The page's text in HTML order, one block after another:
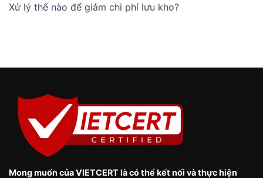
Xử lý thế nào để giảm chi phí lưu kho?
Mong muốn của VIETCERT là có thể kết nối và thực hiện